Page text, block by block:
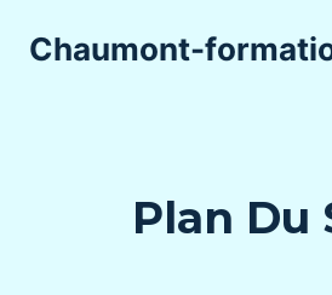
Chaumont-
Plan Du